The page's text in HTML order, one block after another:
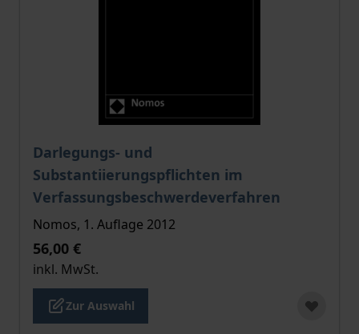
Darlegungs- und
Substantiierungspflichten im
Verfassungsbeschwerdeverfahren
Der Preis dieses Titels richtet sich nach der
Nomos, 1. Auflage 2012
56,00 €
inkl. MwSt.
Zur Auswahl